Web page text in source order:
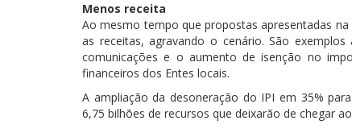
Menos receita
Ao mesmo tempo que propostas apresentadas
as receitas, agravando o cenário. São
comunicações e o aumento de isenção no
financeiros dos Entes locais.
A ampliação da desoneração do IPI em 35%
6,75 bilhões de recursos que deixarão de chegar